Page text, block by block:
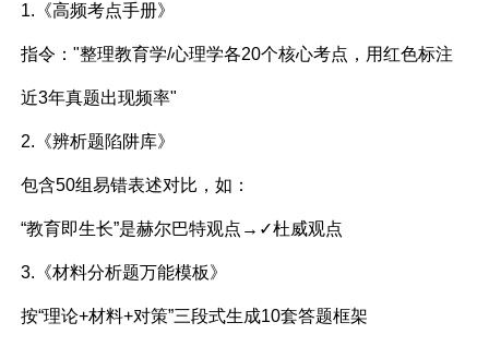
1.《高频考点手册》
指令："整理教育学/心理学各20个核心考点，用红色标注
近3年真题出现频率"
2.《辨析题陷阱库》
包含50组易错表述对比，如：
“教育即生长”是赫尔巴特观点→✓杜威观点
3.《材料分析题万能模板》
按“理论+材料+对策”三段式生成10套答题框架